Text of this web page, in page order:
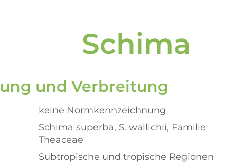
Schima
und Verbreitung
keine Normkennzeichnung
Schima superba, S. wallichii, Familie
Theaceae
Subtropische und tropische Regionen